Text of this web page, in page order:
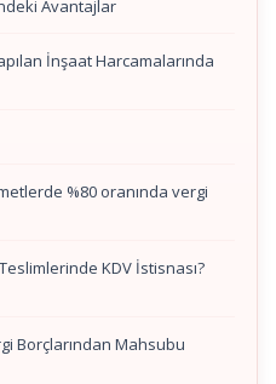
Avantajlar
İnşaat Harcamalarında
%80 oranında vergi
KDV İstisnası?
Borçlarından Mahsubu